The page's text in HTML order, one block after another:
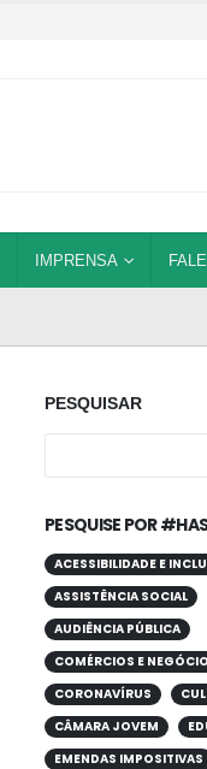
IMPRENSA
PESQUISAR
PESQUISE POR
ACESSIBILIDADE E
ASSISTÊNCIA SOCIAL
AUDIÊNCIA PÚBLICA
COMÉRCIOS E
CORONAVÍRUS
CÂMARA JOVEM
EMENDAS IMPOSITIVAS